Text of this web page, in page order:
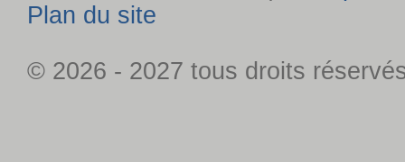
Plan du site
© 2026 - 2027 tous droits